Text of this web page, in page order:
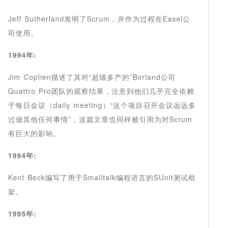
Jeff Sutherland发明了Scrum，并作为过程在Easel公
司使用。
1994年:
Jim Coplien描述了其对“超级多产的”Borland公司
Quattro Pro团队的观察结果，注意到他们几乎完全依赖
于每日会议（daily meeting）“这个项目召开会议远远多
过做其他任何事情”，这篇文章也同样被引用为对Scrum
有巨大的影响。
1994年:
Kent Beck编写了用于Smalltalk编程语言的SUnit测试框
架。
1995年: